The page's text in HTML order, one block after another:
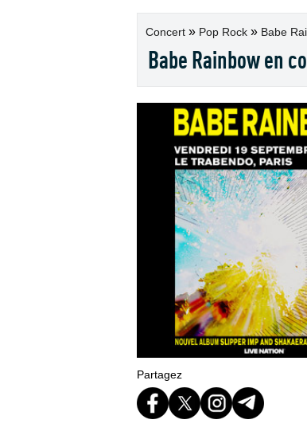
Concert » Pop Rock » Babe
Babe Rainbow en
Partagez